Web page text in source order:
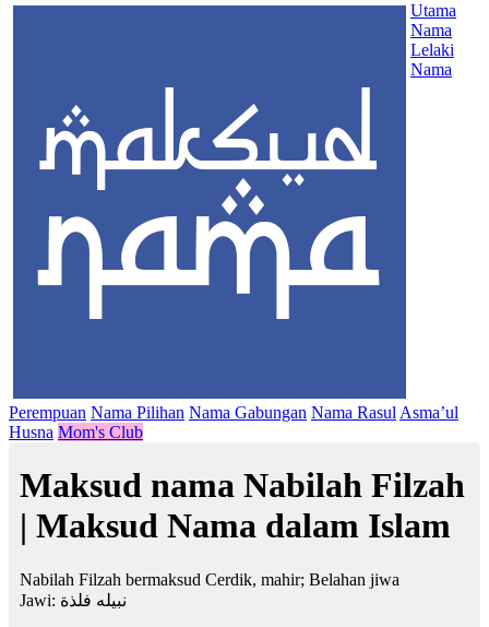
Utama
Nama
Lelaki
Nama
Perempuan Nama Pilihan Nama Gabungan Nama Rasul Asma’ul
Husna Mom's Club
Maksud nama Nabilah Filzah
| Maksud Nama dalam Islam
Nabilah Filzah bermaksud Cerdik, mahir; Belahan jiwa
Jawi: نبيله فلذة